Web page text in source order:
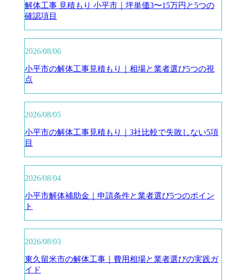
解体工事 見積もり 小平市｜坪単価3〜15万円と5つの
確認項目
2026/08/06
小平市の解体工事見積もり｜相場と業者選び5つの視
点
2026/08/05
小平市の解体工事見積もり｜3社比較で失敗しない5項
目
2026/08/04
小平市解体補助金｜申請条件と業者選び5つのポイン
ト
2026/08/03
東久留米市の解体工事｜費用相場と業者選びの実践ガ
イド